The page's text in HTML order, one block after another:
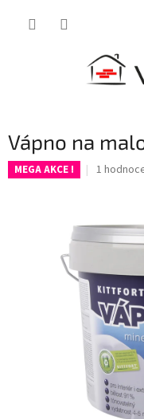
Vápno na
MEGA AKCE !
Průměrné
5,0
z
1